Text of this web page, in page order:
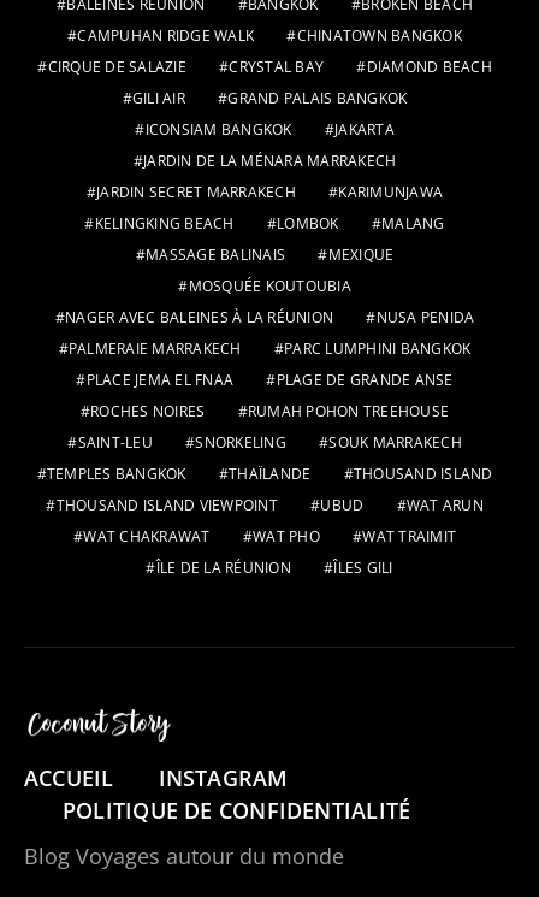
BALEINES RÉUNION
BANGKOK
BROKEN BEACH
CAMPUHAN RIDGE WALK
CHINATOWN BANGKOK
CIRQUE DE SALAZIE
CRYSTAL BAY
DIAMOND BEACH
GILI AIR
GRAND PALAIS BANGKOK
ICONSIAM BANGKOK
JAKARTA
JARDIN DE LA MÉNARA MARRAKECH
JARDIN SECRET MARRAKECH
KARIMUNJAWA
KELINGKING BEACH
LOMBOK
MALANG
MASSAGE BALINAIS
MEXIQUE
MOSQUÉE KOUTOUBIA
NAGER AVEC BALEINES À LA RÉUNION
NUSA PENIDA
PALMERAIE MARRAKECH
PARC LUMPHINI BANGKOK
PLACE JEMA EL FNAA
PLAGE DE GRANDE ANSE
ROCHES NOIRES
RUMAH POHON TREEHOUSE
SAINT-LEU
SNORKELING
SOUK MARRAKECH
TEMPLES BANGKOK
THAÏLANDE
THOUSAND ISLAND
THOUSAND ISLAND VIEWPOINT
UBUD
WAT ARUN
WAT CHAKRAWAT
WAT PHO
WAT TRAIMIT
ÎLE DE LA RÉUNION
ÎLES GILI
ACCUEIL
INSTAGRAM
POLITIQUE DE CONFIDENTIALITÉ
Blog Voyages autour du monde